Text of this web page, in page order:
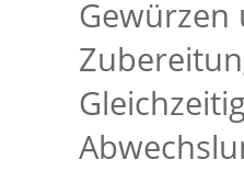
Gewürzen